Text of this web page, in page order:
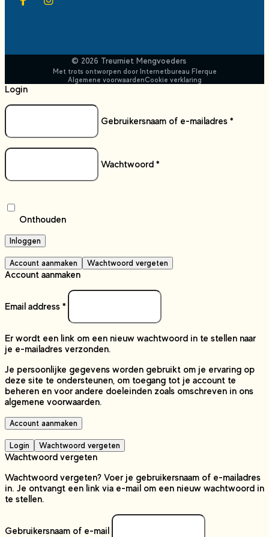
© 2026 Treurniet Mengvoeders
Met trots ontworpen door Internetbureau Flerque
Algemene voorwaardenCookie verklaring
Login
Gebruikersnaam of e-mailadres *
Wachtwoord *
Onthouden
Inloggen
Account aanmaken Wachtwoord vergeten
Account aanmaken
Email address *
Er wordt een link om een nieuw wachtwoord in te stellen naar
je e-mailadres verzonden.
Je persoonlijke gegevens worden gebruikt om je ervaring op
deze site te ondersteunen, om toegang tot je account te
beheren en voor andere doeleinden zoals omschreven in ons
algemene voorwaarden.
Account aanmaken
Login Wachtwoord vergeten
Wachtwoord vergeten
Wachtwoord vergeten? Voer je gebruikersnaam of e-mailadres
in. Je ontvangt een link via e-mail om een nieuw wachtwoord in
te stellen.
Gebruikersnaam of e-mail